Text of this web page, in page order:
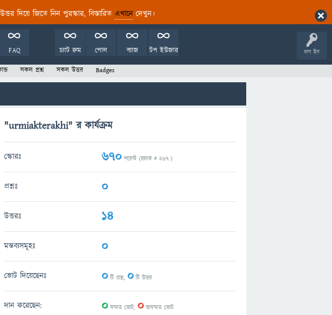
দিয়ে জিতে নিন পুরস্কার, বিস্তারিত এখানেদেখুন।
লগ ইন
FAQ টপ ইউজার
ব্যাজ
পোল
চ্যাট রুম
সকল প্রশ্ন সকল উত্তর Badges
"urmiakterakhi" র কার্যক্রম
স্কোরঃ 670 পয়েন্ট (র‌্যাংক #267 )
প্রশ্নঃ 0
উত্তরঃ 14
মন্তব্যসমূহঃ 0
ভোট দিয়েছেনঃ 0টি প্রশ্ন, 0টি উত্তর
দান করেছেন: 0সম্মত ভোট, 0অসম্মত ভোট